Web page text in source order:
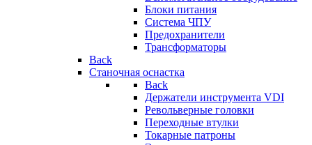
Блоки питания
Система ЧПУ
Предохранители
Трансформаторы
Back
Станочная оснастка
Back
Держатели инструмента VDI
Револьверные головки
Переходные втулки
Токарные патроны